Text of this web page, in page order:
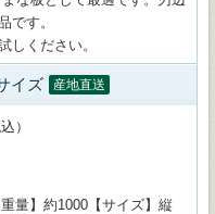
です。
しください。
イズ 産地直送
）
重量】約1000【サイズ】縦